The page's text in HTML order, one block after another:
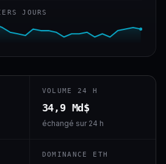
JOURS
VOLUME 24 H
34,9 Md$
échangé sur 24 h
DOMINANCE ETH